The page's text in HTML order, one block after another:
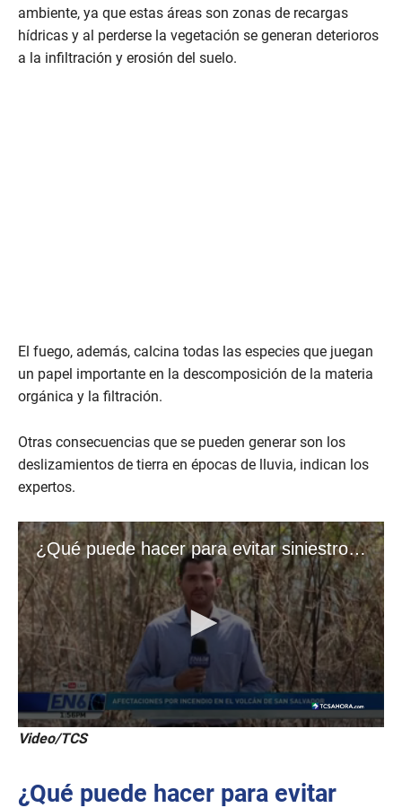
ambiente, ya que estas áreas son zonas de recargas
hídricas y al perderse la vegetación se generan deterioros
a la infiltración y erosión del suelo.
El fuego, además, calcina todas las especies que juegan
un papel importante en la descomposición de la materia
orgánica y la filtración.
Otras consecuencias que se pueden generar son los
deslizamientos de tierra en épocas de lluvia, indican los
expertos.
Video/TCS
¿Qué puede hacer para evitar